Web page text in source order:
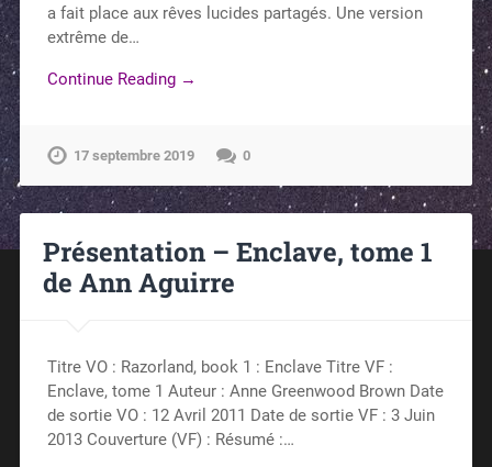
a fait place aux rêves lucides partagés. Une version
extrême de…
Continue Reading →
17 septembre 2019 0
Présentation – Enclave, tome 1
de Ann Aguirre
Titre VO : Razorland, book 1 : Enclave Titre VF :
Enclave, tome 1 Auteur : Anne Greenwood Brown Date
de sortie VO : 12 Avril 2011 Date de sortie VF : 3 Juin
2013 Couverture (VF) : Résumé :…